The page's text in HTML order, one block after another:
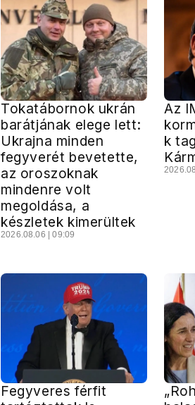
Tokatábornok ukrán
barátjának elege lett:
Ukrajna minden
fegyverét bevetette,
az oroszoknak
mindenre volt
megoldása, a
készletek kimerültek
2026.08.06 | 09:09
Az
k
Fegyveres férfit